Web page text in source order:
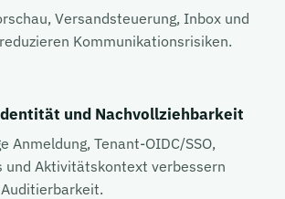
Versandsteuerung, Inbox und
Kommunikationsrisiken.
und Nachvollziehbarkeit
Anmeldung, Tenant-OIDC/SSO,
und Aktivitätskontext verbessern